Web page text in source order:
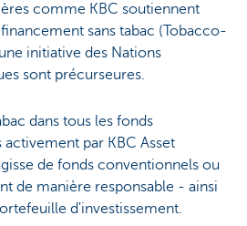
comme KBC soutiennent
sans tabac (Tobacco-
initiative des Nations
sont précurseures.
dans tous les fonds
par KBC Asset
de fonds conventionnels ou
de manière responsable - ainsi
d'investissement.